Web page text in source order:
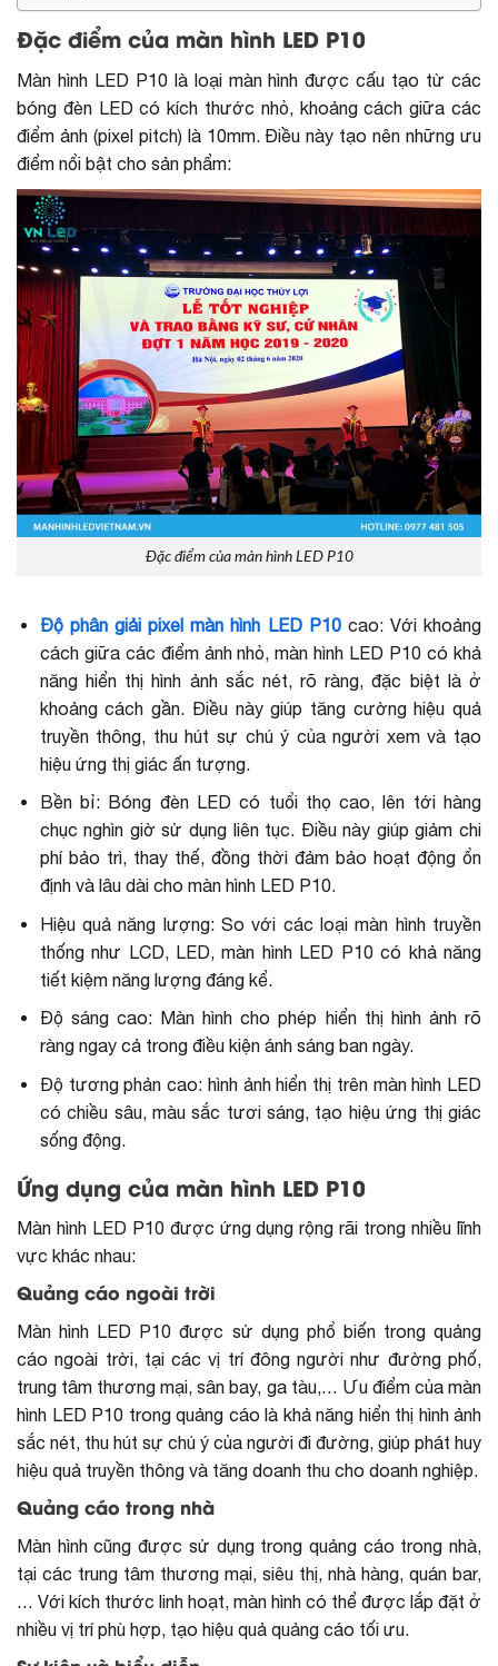
Đặc điểm của màn hình LED P10
Màn hình LED P10 là loại màn hình được cấu tạo từ các
bóng đèn LED có kích thước nhỏ, khoảng cách giữa các
điểm ảnh (pixel pitch) là 10mm. Điều này tạo nên những ưu
điểm nổi bật cho sản phẩm:
Đặc điểm của màn hình LED P10
Độ phân giải pixel màn hình LED P10cao: Với khoảng
cách giữa các điểm ảnh nhỏ, màn hình LED P10 có khả
năng hiển thị hình ảnh sắc nét, rõ ràng, đặc biệt là ở
khoảng cách gần. Điều này giúp tăng cường hiệu quả
truyền thông, thu hút sự chú ý của người xem và tạo
hiệu ứng thị giác ấn tượng.
Bền bỉ: Bóng đèn LED có tuổi thọ cao, lên tới hàng
chục nghìn giờ sử dụng liên tục. Điều này giúp giảm chi
phí bảo trì, thay thế, đồng thời đảm bảo hoạt động ổn
định và lâu dài cho màn hình LED P10.
Hiệu quả năng lượng: So với các loại màn hình truyền
thống như LCD, LED, màn hình LED P10 có khả năng
tiết kiệm năng lượng đáng kể.
Độ sáng cao: Màn hình cho phép hiển thị hình ảnh rõ
ràng ngay cả trong điều kiện ánh sáng ban ngày.
Độ tương phản cao: hình ảnh hiển thị trên màn hình LED
có chiều sâu, màu sắc tươi sáng, tạo hiệu ứng thị giác
sống động.
Ứng dụng của màn hình LED P10
Màn hình LED P10 được ứng dụng rộng rãi trong nhiều lĩnh
vực khác nhau:
Quảng cáo ngoài trời
Màn hình LED P10 được sử dụng phổ biến trong quảng
cáo ngoài trời, tại các vị trí đông người như đường phố,
trung tâm thương mại, sân bay, ga tàu,… Ưu điểm của màn
hình LED P10 trong quảng cáo là khả năng hiển thị hình ảnh
sắc nét, thu hút sự chú ý của người đi đường, giúp phát huy
hiệu quả truyền thông và tăng doanh thu cho doanh nghiệp.
Quảng cáo trong nhà
Màn hình cũng được sử dụng trong quảng cáo trong nhà,
tại các trung tâm thương mại, siêu thị, nhà hàng, quán bar,
… Với kích thước linh hoạt, màn hình có thể được lắp đặt ở
nhiều vị trí phù hợp, tạo hiệu quả quảng cáo tối ưu.